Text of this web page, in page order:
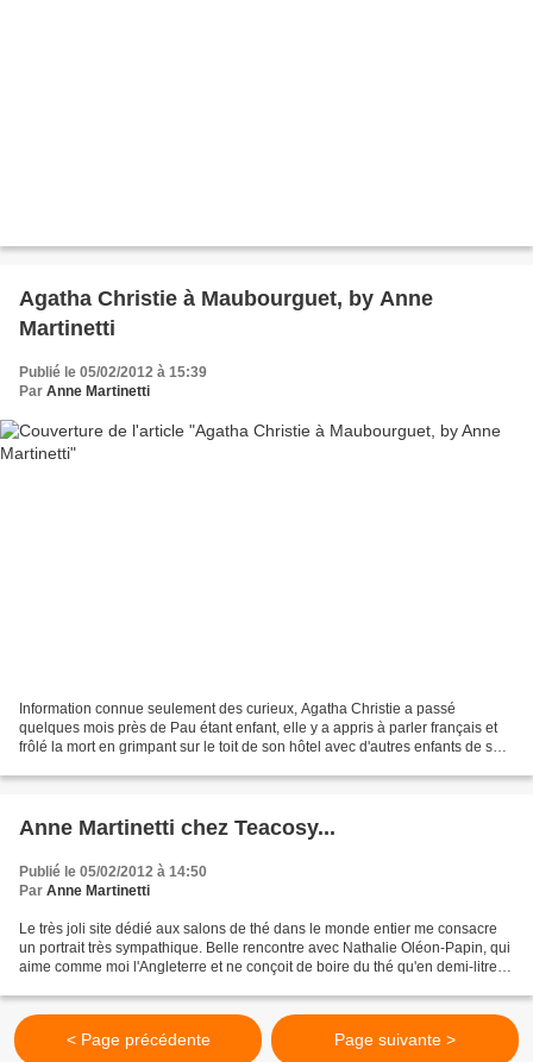
Agatha Christie à Maubourguet, by Anne
Martinetti
Publié le 05/02/2012 à 15:39
Par Anne Martinetti
Information connue seulement des curieux, Agatha Christie a passé
quelques mois près de Pau étant enfant, elle y a appris à parler français et
frôlé la mort en grimpant sur le toit de son hôtel avec d'autres enfants de son
Anne Martinetti chez Teacosy...
Publié le 05/02/2012 à 14:50
Par Anne Martinetti
Le très joli site dédié aux salons de thé dans le monde entier me consacre
un portrait très sympathique. Belle rencontre avec Nathalie Oléon-Papin, qui
aime comme moi l'Angleterre et ne conçoit de boire du thé qu'en demi-litres,
< Page précédente Page suivante >